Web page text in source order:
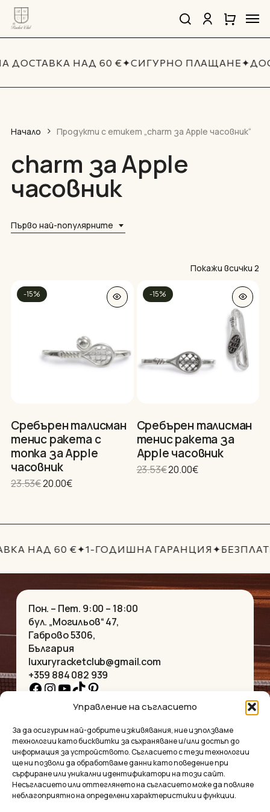
Управление на съгласието
За да осигурим най-добрите изживявания, ние използваме
технологии като бисквитки за съхраняване и/или достъп до
информация за устройството. Съгласието с тези технологии
ще ни позволи да обработваме данни като поведение при
сърфиране или уникални идентификатори на този сайт.
Несъгласието или оттеглянето на съгласието може да повлияе
неблагоприятно на определени характеристики и функции.
Skip
main
search account
Количка
Cart
Нямате артикули в количката.
GO TO SHOP
ДОСТАВКА НАД 60 €✦СИГУРНО ПЛАЩАНЕ✦
Начало Продукти с етикет „charm за Apple часовник“
charm за Apple
часовник
Първо най-популярните
Покажи всички 2
-15%
Сребърен талисман
тенис ракета с
топка за Apple
часовник
23.53€Original
23.53€.
20.00€Текущата
20.00€.
-15%
Сребърен талисман
тенис ракета за
Apple часовник
23.53€Original
20.00€Текущата
НАД 60 €✦1-ГОДИШНА ГАРАНЦИЯ✦
Пон. – Пет. 9:00 – 18:00
бул. „Могильов“ 47,
Габрово 5306,
България
luxuryracketclub@gmail.com
+359 884 082 939
Facebook
Instagram
YouTube
TikTok
Pinterest
НАЧАЛО
ЗА НАС
МАГАЗИНЪТ
КОНТАКТ
КОЛЕКЦИИ
КОЛИЕТА
ГРИВНИ
ВИСУЛКИ
ОБЕЦИ
АКСЕСОАРИ
ПОВЕРИТЕЛНОСТ
УСЛОВИЯ